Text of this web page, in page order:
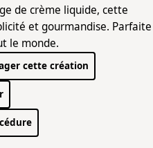
de crème liquide, cette
et gourmandise. Parfaite
le monde.
cette création